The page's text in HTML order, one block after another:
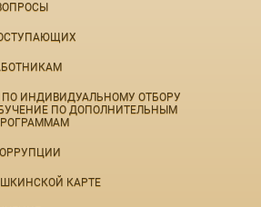
ИНДИВИДУАЛЬНОМУ ОТБОРУ
ПО ДОПОЛНИТЕЛЬНЫМ
КАРТЕ